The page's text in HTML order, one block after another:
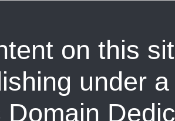
on this
under
Domain